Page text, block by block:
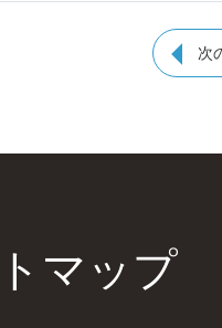
次
マップ